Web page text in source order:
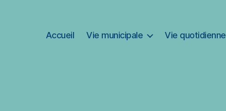
Accueil Vie municipale Vie quotidienne